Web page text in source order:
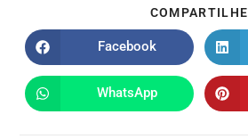
COMPARTILHE
Facebook
WhatsApp